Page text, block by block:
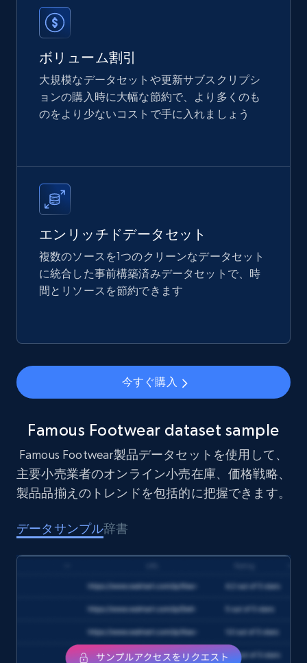
Reviews count shop, Reviews count item, Initial
price, and more.
eCommerce
1.9K+ 323+ 今すぐ購入
Amazon best seller products
Title, Seller name, Brand, Description, Initial
price, Final price, Final price high, Currency, and
eCommerce
Amazon products search
Asin, URL, Name, Sponsored, Initial price, Final
eCommerce
1.6K+ 今すぐ購入
Rating, Reviews count, Initial price, Discount,
eCommerce
ボリューム割引
大規模なデータセットや更新サブスクリプシ
ョンの購入時に大幅な節約で、より多くのも
のをより少ないコストで手に入れましょう
エンリッチドデータセット
複数のソースを1つのクリーンなデータセット
に統合した事前構築済みデータセットで、時
間とリソースを節約できます
今すぐ購入
Famous Footwear dataset sample
Famous Footwear製品データセットを使用して、
主要小売業者のオンライン小売在庫、価格戦略、
製品品揃えのトレンドを包括的に把握できます。
データサンプル辞書